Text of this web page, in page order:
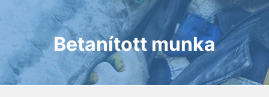
Betanított munka